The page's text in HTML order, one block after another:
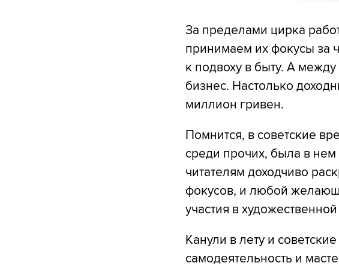
За пределами цирка
принимаем их фокусы за
к подвоху в быту. А
бизнес. Настолько
миллион гривен.
Помнится, в советские
среди прочих, была в
читателям доходчиво
фокусов, и любой
участия в
Канули в лету и
самодеятельность и